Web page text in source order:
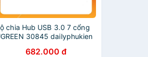
chia Hub USB 3.0 7 cổng
30845 dailyphukien
682.000 đ